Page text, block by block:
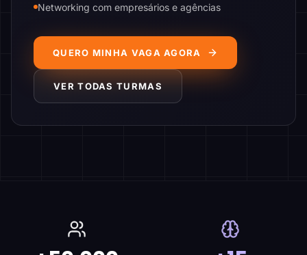
Networking com empresários e agências
QUERO MINHA VAGA AGORA
VER TODAS TURMAS